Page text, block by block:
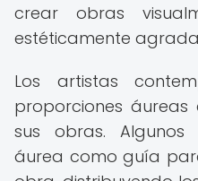
crear obras
estéticamente
Los artistas
proporciones
sus obras.
áurea como guía